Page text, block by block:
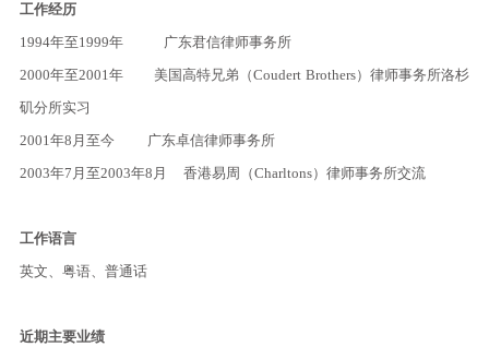
工作经历
1994年至1999年 广东君信律师事务所
2000年至2001年 美国高特兄弟（Coudert Brothers）律师事务所洛杉
矶分所实习
2001年8月至今 广东卓信律师事务所
2003年7月至2003年8月 香港易周（Charltons）律师事务所交流
工作语言
英文、粤语、普通话
近期主要业绩